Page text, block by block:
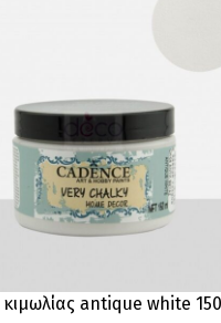
antique white